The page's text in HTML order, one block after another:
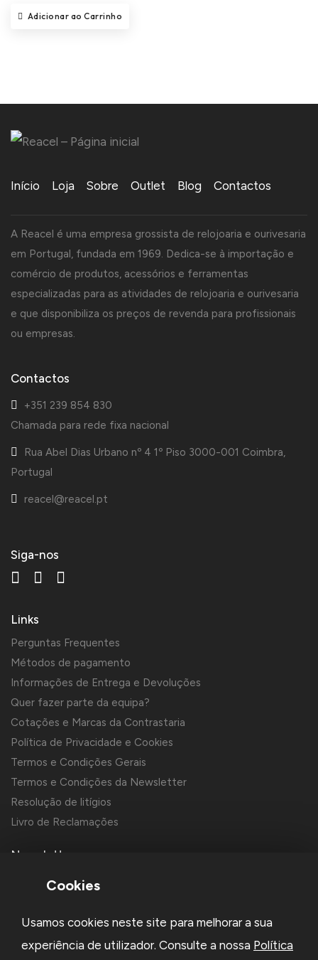
Adicionar ao Carrinho
Início Loja Sobre Outlet Blog Contactos
A Reacel é uma empresa grossista de relojoaria e ourivesaria
em Portugal, fundada em 1969. Dedica-se à importação e
comércio de produtos, acessórios e ferramentas
especializadas para as atividades de relojoaria e ourivesaria
e que disponibiliza os preços de revenda para profissionais
ou empresas.
Contactos
+351 239 854 830
Chamada para rede fixa nacional
Rua Abel Dias Urbano nº 4 1º Piso 3000-001 Coimbra,
Portugal
reacel@reacel.pt
Siga-nos
Links
Perguntas Frequentes
Métodos de pagamento
Informações de Entrega e Devoluções
Quer fazer parte da equipa?
Cotações e Marcas da Contrastaria
Política de Privacidade e Cookies
Termos e Condições Gerais
Termos e Condições da Newsletter
Resolução de litígios
Livro de Reclamações
Newsletter
Cookies
Usamos cookies neste site para melhorar a sua
experiência de utilizador. Consulte a nossa Política